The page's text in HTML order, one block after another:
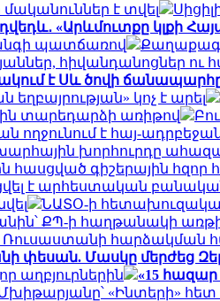
է տվել
«Արևմուտքը կլքի
պատճառով
հիվանդանոցներ ու
է Սև ծովի
կոչ է արել
տարեդարձի առիթով
ողջունում է հայ-
խորհուրդը
հասցված գիշերային
է արհեստական
ՆԱՏՕ-ի հետախուզական
ՔՊ-ի հաղթանակի
Ռուսաստանի հարձակման
փեսան. Մասկը մերժեց
աղբյուրներին
«15
Մխիթարյանը՝ «Ինտերի»